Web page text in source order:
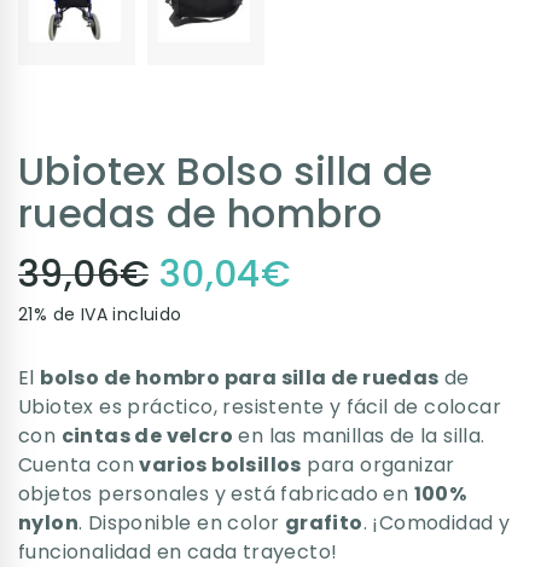
Ubiotex Bolso silla de
ruedas de hombro
39,06€ 30,04€
21% de IVA incluido
El bolso de hombro para silla de ruedas de
Ubiotex es práctico, resistente y fácil de colocar
con cintas de velcro en las manillas de la silla.
Cuenta convarios bolsillos para organizar
objetos personales y está fabricado en 100%
nylon. Disponible en color grafito. ¡Comodidad y
funcionalidad en cada trayecto!